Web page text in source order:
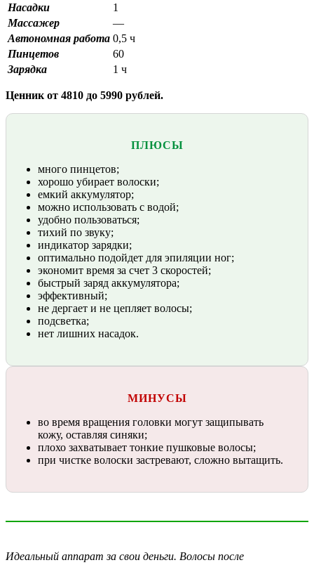
Насадки
1
Массажер
—
Автономная работа 0,5 ч
Пинцетов
60
Зарядка
1 ч
Ценник от 4810 до 5990 рублей.
ПЛЮСЫ
много пинцетов;
хорошо убирает волоски;
емкий аккумулятор;
можно использовать с водой;
удобно пользоваться;
тихий по звуку;
индикатор зарядки;
оптимально подойдет для эпиляции ног;
экономит время за счет 3 скоростей;
быстрый заряд аккумулятора;
эффективный;
не дергает и не цепляет волосы;
подсветка;
нет лишних насадок.
МИНУСЫ
во время вращения головки могут защипывать
кожу, оставляя синяки;
плохо захватывает тонкие пушковые волосы;
при чистке волоски застревают, сложно вытащить.
Идеальный аппарат за свои деньги. Волосы после